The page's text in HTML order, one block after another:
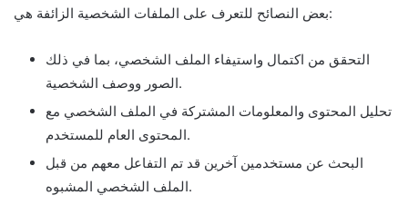
بعض النصائح للتعرف على الملفات الشخصية الزائفة هي:
التحقق من اكتمال واستيفاء الملف الشخصي، بما في ذلك
الصور ووصف الشخصية.
تحليل المحتوى والمعلومات المشتركة في الملف الشخصي مع
المحتوى العام للمستخدم.
البحث عن مستخدمين آخرين قد تم التفاعل معهم من قبل
الملف الشخصي المشبوه.